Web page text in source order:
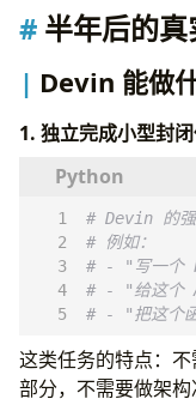
实际使用建议
半年后的
Devin 能做
1. 独立完成小型封
# Devin 的强
# 例如：
# - "写一个
# - "给这个
# - "把这个
这类任务的特点：
部分，不需要做架构